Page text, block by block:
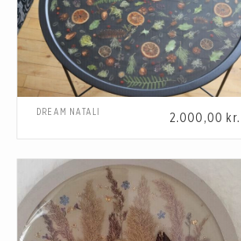
2.000,00 kr.
DREAM NATALI